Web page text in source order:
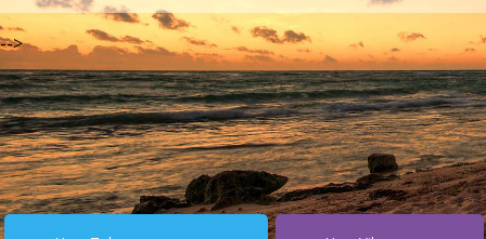
Прокат чемоданов
Такси в аэропорт
Travel-sim
Страны
Турция от $195
-->